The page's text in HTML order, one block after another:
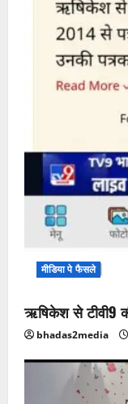
मीडिया पे फैसले
ऋषिकेश से टीवी9
bhadas2media